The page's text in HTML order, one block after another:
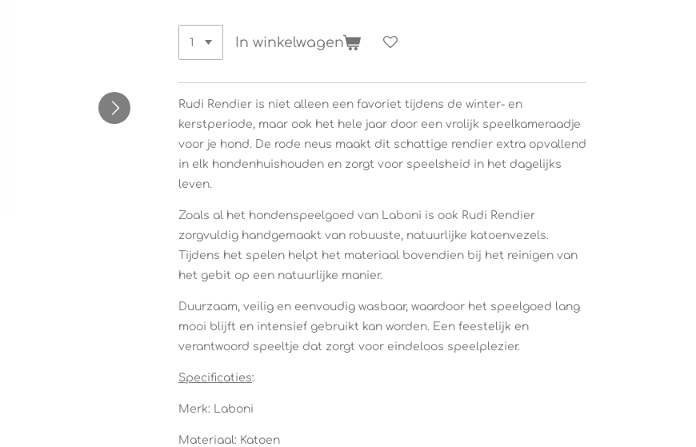
In winkelwagen
Rudi Rendier is niet alleen een favoriet tijdens de winter- en
kerstperiode, maar ook het hele jaar door een vrolijk speelkameraadje
voor je hond. De rode neus maakt dit schattige rendier extra opvallend
in elk hondenhuishouden en zorgt voor speelsheid in het dagelijks
leven.
Zoals al het hondenspeelgoed van Laboni is ook Rudi Rendier
zorgvuldig handgemaakt van robuuste, natuurlijke katoenvezels.
Tijdens het spelen helpt het materiaal bovendien bij het reinigen van
het gebit op een natuurlijke manier.
Duurzaam, veilig en eenvoudig wasbaar, waardoor het speelgoed lang
mooi blijft en intensief gebruikt kan worden. Een feestelijk en
verantwoord speeltje dat zorgt voor eindeloos speelplezier.
Specificaties:
Merk: Laboni
Materiaal: Katoen